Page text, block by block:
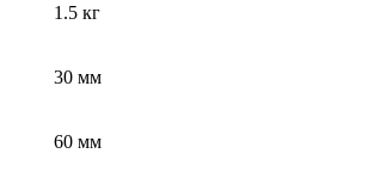
1.5 кг
30 мм
60 мм